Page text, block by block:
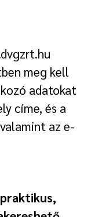
meg kell
adatokat
címe, és a
az e-